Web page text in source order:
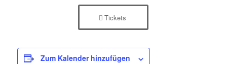
Tickets
Zum Kalender hinzufügen